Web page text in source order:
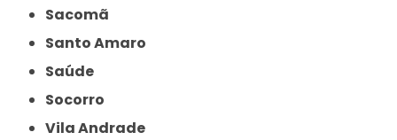
Sacomã
Santo Amaro
Saúde
Socorro
Vila Andrade